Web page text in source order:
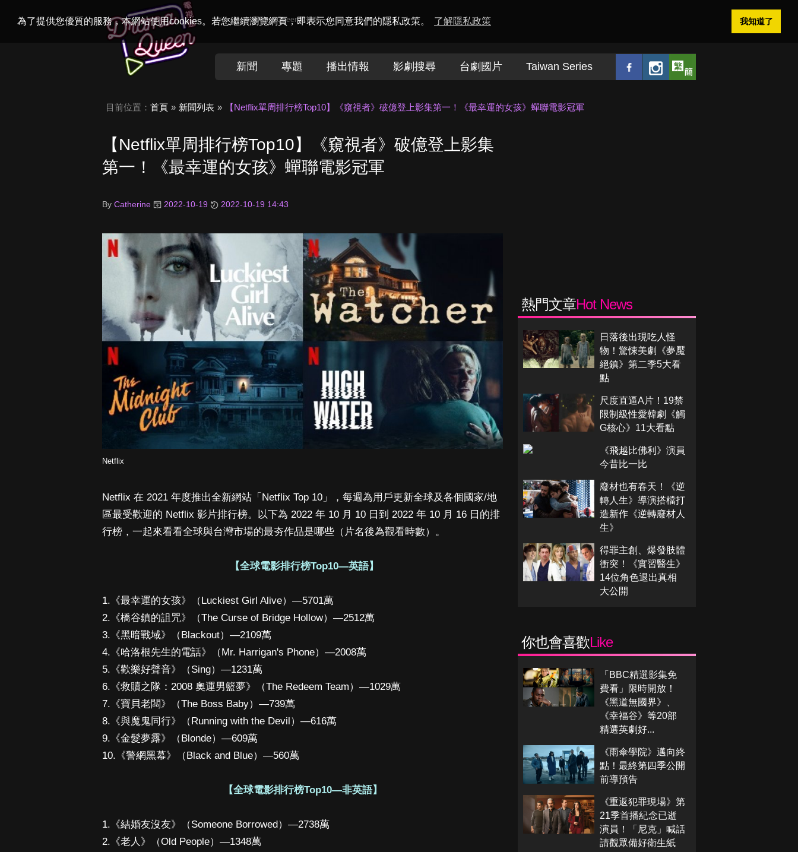
為了提供您優質的服務，本網站使用cookies。若您繼續瀏覽網頁，即表示您同意我們的隱私政策。 了解隱私政策 我知道了
Welcome toDramaQueen電視迷
新聞 專題 播出情報 影劇搜尋 台劇國片 Taiwan Series
目前位置： 首頁 新聞列表 【Netflix單周排行榜Top10】《窺視者》破億登上影集第一！《最幸運的女孩》蟬聯電影冠軍
【Netflix單周排行榜Top10】《窺視者》破億登上影集
第一！《最幸運的女孩》蟬聯電影冠軍
By Catherine 2022-10-19 2022-10-19 14:43
Netflix
Netflix 在 2021 年度推出全新網站「Netflix Top 10」，每週為用戶更新全球及各個國家/地
區最受歡迎的 Netflix 影片排行榜。以下為 2022 年 10 月 10 日到 2022 年 10 月 16 日的排
行榜，一起來看看全球與台灣市場的最夯作品是哪些（片名後為觀看時數）。
【全球電影排行榜Top10—英語】
1.《最幸運的女孩》（Luckiest Girl Alive）—5701萬
2.《橋谷鎮的詛咒》（The Curse of Bridge Hollow）—2512萬
3.《黑暗戰域》（Blackout）—2109萬
4.《哈洛根先生的電話》（Mr. Harrigan's Phone）—2008萬
5.《歡樂好聲音》（Sing）—1231萬
6.《救贖之隊：2008 奧運男籃夢》（The Redeem Team）—1029萬
7.《寶貝老闆》（The Boss Baby）—739萬
8.《與魔鬼同行》（Running with the Devil）—616萬
9.《金髮夢露》（Blonde）—609萬
10.《警網黑幕》（Black and Blue）—560萬
【全球電影排行榜Top10—非英語】
1.《結婚友沒友》（Someone Borrowed）—2738萬
2.《老人》（Old People）—1348萬
熱門文章Hot News
日落後出現吃人怪
物！驚悚美劇《夢魘
絕鎮》第二季5大看
點
尺度直逼A片！19禁
限制級性愛韓劇《觸
G核心》11大看點
《飛越比佛利》演員
今昔比一比
廢材也有春天！《逆
轉人生》導演搭檔打
造新作《逆轉廢材人
生》
得罪主創、爆發肢體
衝突！《實習醫生》
14位角色退出真相
大公開
你也會喜歡Like
「BBC精選影集免
費看」限時開放！
《黑道無國界》、
《幸福谷》等20部
精選英劇好...
《雨傘學院》邁向終
點！最終第四季公開
前導預告
《重返犯罪現場》第
21季首播紀念已逝
演員！「尼克」喊話
請觀眾備好衛生紙